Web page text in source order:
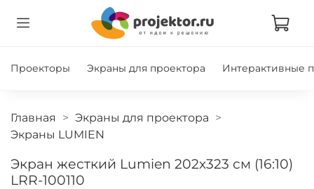
Проекторы Экраны для проектора Интерактивные
Главная
Экраны для проектора
Экраны LUMIEN
Экран жесткий Lumien 202х323 см (16:10)
LRR-100110